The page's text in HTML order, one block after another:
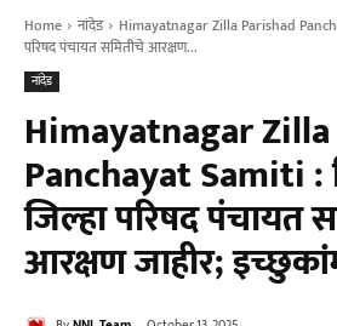
Home नांदेड
Himayatnagar Zilla Parishad
परिषद पंचायत समितीचे आरक्षण...
नांदेड
Himayatnagar
Panchayat Samiti :
जिल्हा परिषद पंचायत
आरक्षण जाहीर;